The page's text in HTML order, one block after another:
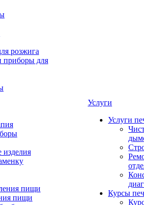
розжига
приборы для
изделия
пищи
Услуги
Услуги
Курсы